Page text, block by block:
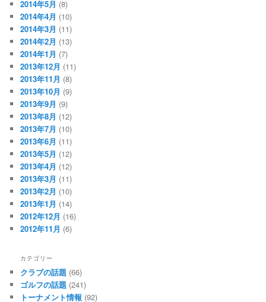
2014年5月 (8)
2014年4月 (10)
2014年3月 (11)
2014年2月 (13)
2014年1月 (7)
2013年12月 (11)
2013年11月 (8)
2013年10月 (9)
2013年9月 (9)
2013年8月 (12)
2013年7月 (10)
2013年6月 (11)
2013年5月 (12)
2013年4月 (12)
2013年3月 (11)
2013年2月 (10)
2013年1月 (14)
2012年12月 (16)
2012年11月 (6)
カテゴリー
クラブの話題 (66)
ゴルフの話題 (241)
トーナメント情報 (92)